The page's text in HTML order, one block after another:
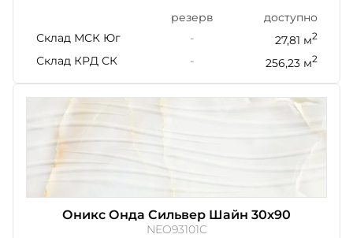
резерв
доступно
Склад МСК Юг
- 27,81 м2
Склад КРД СК - 256,23 м2
Оникс Онда Сильвер Шайн 30x90
NEO93101C